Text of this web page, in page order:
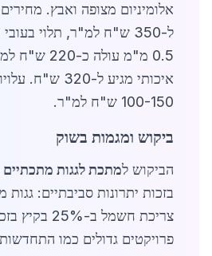
ל-350 ש"ח למ"ר, תלוי
0.5 מ"מ עולה
איכותי מגיע ל-
100-150 ש"ח למ"ר.
ביקוש ומגמות בשוק
הביקוש למתכת לגגות
בזכות יתרונות סביבתיים:
צריכת חשמל
פרויקטים גדולים כמו